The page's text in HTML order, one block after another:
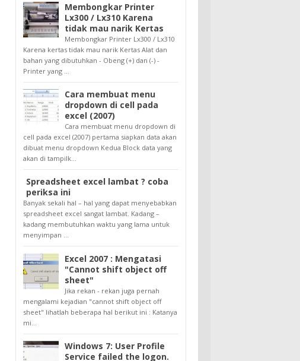
Membongkar Printer
Lx300 / Lx310 Karena
tidak mau narik Kertas
Membongkar Printer Lx300 / Lx310
Karena kertas tidak mau narik Kertas Alat dan
bahan yang dibutuhkan - Obeng (+) dan (-) -
Printer yang ...
Cara membuat menu
dropdown di cell pada
excel (2007)
Cara membuat menu dropdown di
cell pada excel (2007) pertama siapkan data akan
dibuat menu dropdown Kedua Block data yang
akan di tampilk...
Spreadsheet excel lambat ? coba
periksa ini
Banyak sekali hal – hal yang dapat menyebabkan
spreadsheet excel sangat lambat. Kadang –
kadang membutuhkan waktu yang lama untuk
menyimpan ...
Excel 2007 : Mengatasi
"Cannot shift object off
sheet"
Jika rekan - rekan juga pernah
mengalami kejadian "cannot shift object off
sheet" lihatlah beberapa hal berikut ini : Katanya
mi...
Windows 7: User Profile
Service failed the logon.